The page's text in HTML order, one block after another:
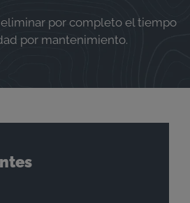
eliminar por completo el tiempo
por mantenimiento.